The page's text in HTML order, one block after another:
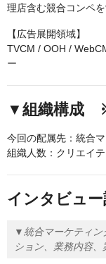
理店含む競合コンペ
【広告展開領域】
TVCM / OOH /
ー
▼組織構成
今回の配属先：統合
組織人数：クリエイ
インタビュ
▼統合マーケティ
ション、業務内容